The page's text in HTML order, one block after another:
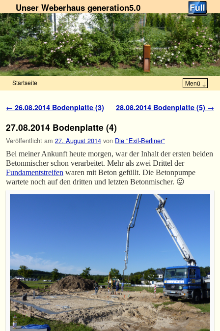
Unser Weberhaus generation5.0
Startseite Menü ↓
Artikelnavigation
← 26.08.2014 Bodenplatte (3) 28.08.2014 Bodenplatte (5) →
27.08.2014 Bodenplatte (4)
Veröffentlicht am 27. August 2014 von Die "Exil-Berliner"
Bei meiner Ankunft heute morgen, war der Inhalt der ersten beiden
Betonmischer schon verarbeitet. Mehr als zwei Drittel der
Fundamentstreifen waren mit Beton gefüllt. Die Betonpumpe
wartete noch auf den dritten und letzten Betonmischer. 😛